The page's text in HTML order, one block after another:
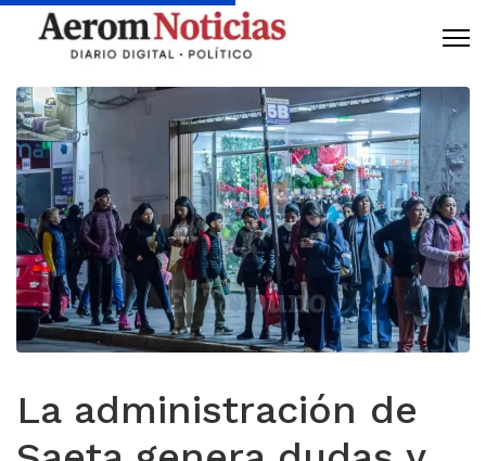
La administración de